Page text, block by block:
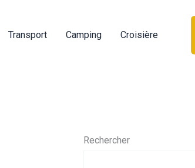
Transport Camping Croisière
Rechercher